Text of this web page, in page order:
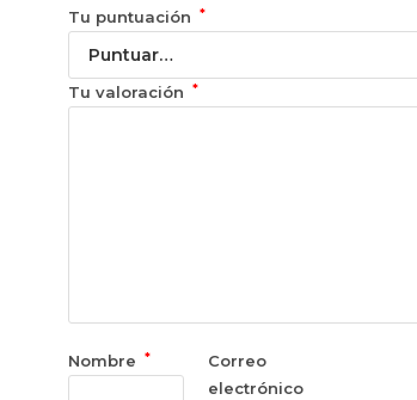
Tu puntuación *
Tu valoración *
Nombre *
Correo
electrónico